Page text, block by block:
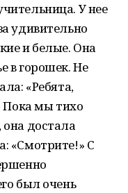
У нее
удивительно
и белые. Она
в горошек. Не
«Ребята,
Пока мы тихо
достала
«Смотрите!» С
был очень